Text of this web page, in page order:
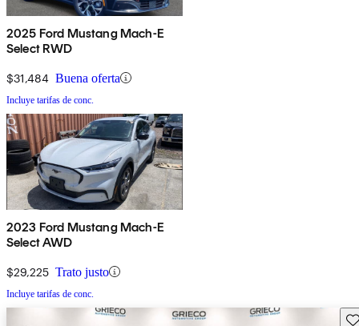
2025 Ford Mustang Mach-E
Select RWD
$31,484 Buena oferta
Incluye tarifas de conc.
2023 Ford Mustang Mach-E
Select AWD
$29,225 Trato justo
Incluye tarifas de conc.